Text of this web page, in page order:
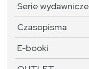
Serie wydawnicze
Czasopisma
E-booki